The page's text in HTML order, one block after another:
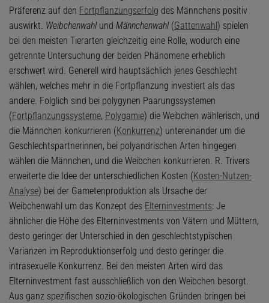
Präferenz auf den Fortpflanzungserfolg des Männchens positiv
auswirkt. Weibchenwahlund Männchenwahl(Gattenwahl) spielen
bei den meisten Tierarten gleichzeitig eine Rolle, wodurch eine
getrennte Untersuchung der beiden Phänomene erheblich
erschwert wird. Generell wird hauptsächlich jenes Geschlecht
wählen, welches mehr in die Fortpflanzung investiert als das
andere. Folglich sind bei polygynen Paarungssystemen
(Fortpflanzungssysteme, Polygamie) die Weibchen wählerisch, und
die Männchen konkurrieren (Konkurrenz) untereinander um die
Geschlechtspartnerinnen, bei polyandrischen Arten hingegen
wählen die Männchen, und die Weibchen konkurrieren. R. Trivers
erweiterte die Idee der unterschiedlichen Kosten (Kosten-Nutzen-
Analyse) bei der Gametenproduktion als Ursache der
Weibchenwahl um das Konzept des Elterninvestments: Je
ähnlicher die Höhe des Elterninvestments von Vätern und Müttern,
desto geringer der Unterschied in den geschlechtstypischen
Varianzen im Reproduktionserfolg und desto geringer die
intrasexuelle Konkurrenz. Bei den meisten Arten wird das
Elterninvestment fast ausschließlich von den Weibchen besorgt.
Aus ganz spezifischen sozio-ökologischen Gründen bringen bei